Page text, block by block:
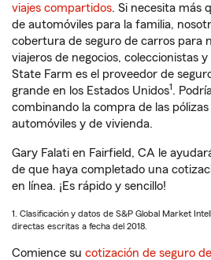
viajes compartidos. Si necesita más
de automóviles para la familia,
cobertura de seguro de carros para
viajeros de negocios, coleccionistas
State Farm es el proveedor de
grande en los Estados Unidos1.
combinando la compra de las
automóviles y de vivienda.
Gary Falati en Fairfield, CA le
de que haya completado una
en línea. ¡Es rápido y sencillo!
1. Clasificación y datos de S&P Global Market
directas escritas a fecha del 2018.
Comience su cotización de seguro